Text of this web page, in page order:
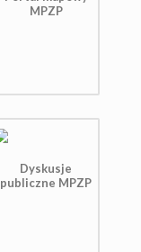
MPZP
Dyskusje
publiczne MPZP